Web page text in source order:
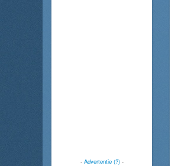
- Advertentie (?)-